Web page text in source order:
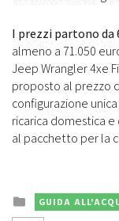
I prezzi partono da
almeno a 71.050
Jeep Wrangler 4xe
proposto al prezzo
configurazione
ricarica domestica
al pacchetto per la
Posted
in
GUIDA